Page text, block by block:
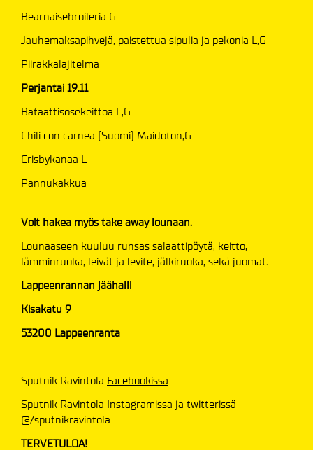
Bearnaisebroileria G
Jauhemaksapihvejä, paistettua sipulia ja pekonia L,G
Piirakkalajitelma
Perjantai 19.11
Bataattisosekeittoa L,G
Chili con carnea (Suomi) Maidoton,G
Crisbykanaa L
Pannukakkua
Voit hakea myös take away lounaan.
Lounaaseen kuuluu runsas salaattipöytä, keitto,
lämminruoka, leivät ja levite, jälkiruoka, sekä juomat.
Lappeenrannan jäähalli
Kisakatu 9
53200 Lappeenranta
Sputnik Ravintola Facebookissa
Sputnik Ravintola Instagramissa ja twitterissä
@/sputnikravintola
TERVETULOA!